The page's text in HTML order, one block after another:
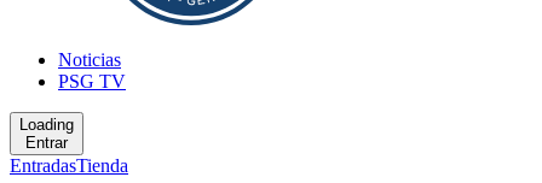
Noticias
PSG TV
Loading
Entrar
EntradasTienda